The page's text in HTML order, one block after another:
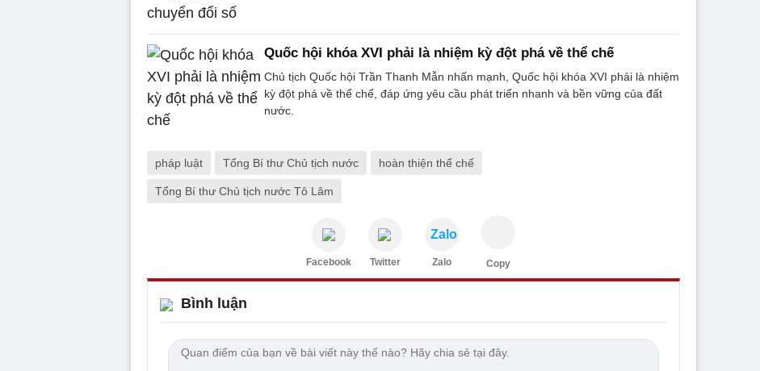
Quốc hội khóa XVI phải là nhiệm kỳ đột phá về thể chế
Chủ tịch Quốc hội Trần Thanh Mẫn nhấn mạnh, Quốc hội khóa XVI phải là nhiệm
kỳ đột phá về thể chế, đáp ứng yêu cầu phát triển nhanh và bền vững của đất
nước.
pháp luật Tổng Bí thư Chủ tịch nước hoàn thiện thể chế
Tổng Bí thư Chủ tịch nước Tô Lâm
Facebook Twitter
Zalo
Zalo Copy
Bình luận